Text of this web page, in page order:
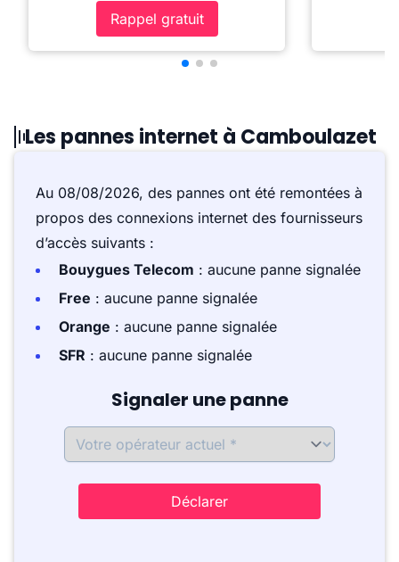
Rappel gratuit
Les pannes internet à Camboulazet
Au 08/08/2026, des pannes ont été remontées à
propos des connexions internet des fournisseurs
d’accès suivants :
Bouygues Telecom : aucune panne signalée
Free : aucune panne signalée
Orange : aucune panne signalée
SFR : aucune panne signalée
Signaler une panne
Déclarer